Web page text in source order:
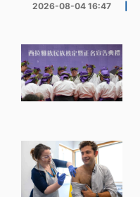
2026-08-04 16:47